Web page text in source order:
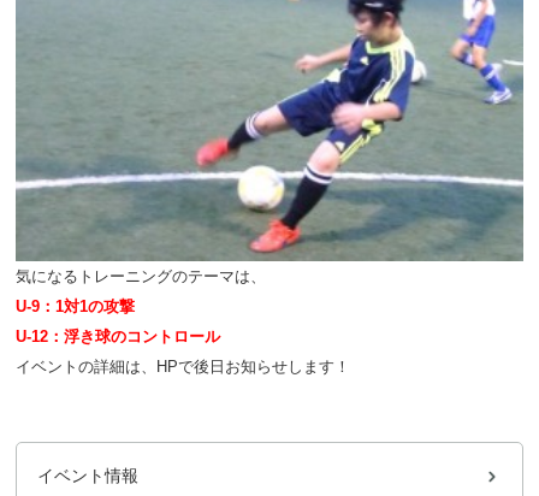
気になるトレーニングのテーマは、
U-9：1対1の攻撃
U-12：浮き球のコントロール
イベントの詳細は、HPで後日お知らせします！
イベント情報